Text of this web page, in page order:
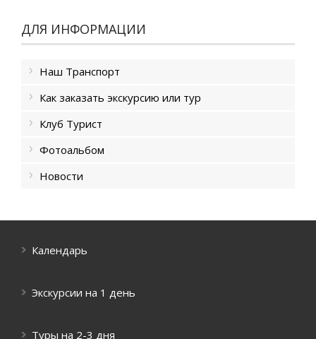
ДЛЯ ИНФОРМАЦИИ
Наш Транспорт
Как заказать экскурсию или тур
Клуб Турист
Фотоальбом
Новости
Календарь
Экскурсии на 1 день
Туры на 2-3 дня